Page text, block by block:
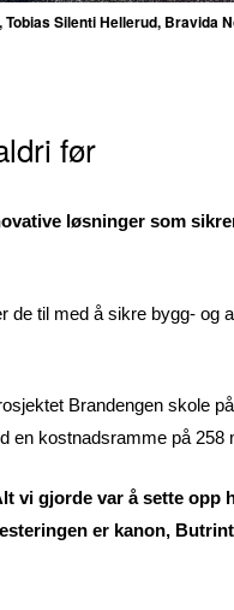
Silenti Hellerud, Bravida
før
løsninger som
de til med å sikre bygg- og
Brandengen skole
en kostnadsramme på
vi gjorde var å sette opp
er kanon,